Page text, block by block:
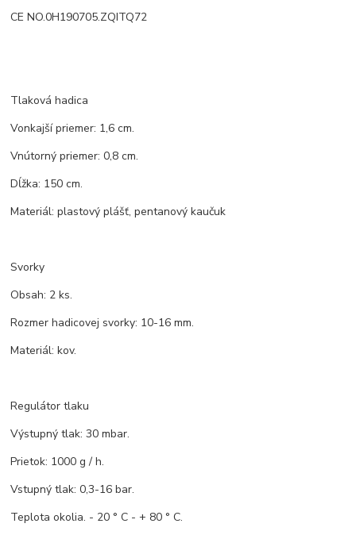
CE NO.0H190705.ZQITQ72
Tlaková hadica
Vonkajší priemer: 1,6 cm.
Vnútorný priemer: 0,8 cm.
Dĺžka: 150 cm.
Materiál: plastový plášť, pentanový kaučuk
Svorky
Obsah: 2 ks.
Rozmer hadicovej svorky: 10-16 mm.
Materiál: kov.
Regulátor tlaku
Výstupný tlak: 30 mbar.
Prietok: 1000 g / h.
Vstupný tlak: 0,3-16 bar.
Teplota okolia. - 20 ° C - + 80 ° C.